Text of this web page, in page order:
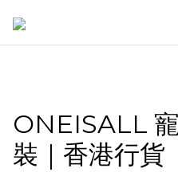
ONEISALL
裝｜香港行貨